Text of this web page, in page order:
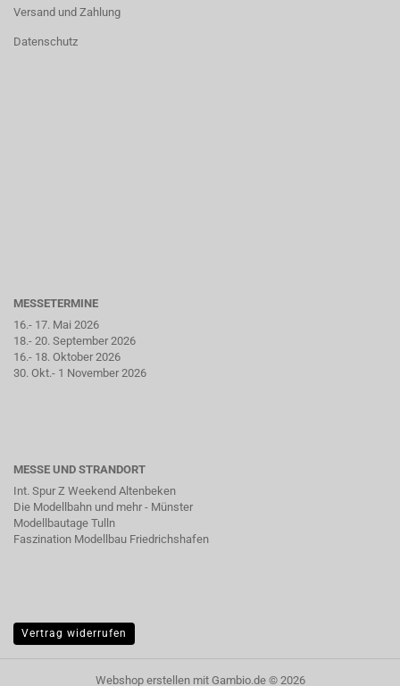
Versand und Zahlung
Datenschutz
MESSETERMINE
16.- 17. Mai 2026
18.- 20. September 2026
16.- 18. Oktober 2026
30. Okt.- 1 November 2026
MESSE UND STRANDORT
Int. Spur Z Weekend Altenbeken
Die Modellbahn und mehr - Münster
Modellbautage Tulln
Faszination Modellbau Friedrichshafen
Vertrag widerrufen
Webshop erstellenmit Gambio.de © 2026